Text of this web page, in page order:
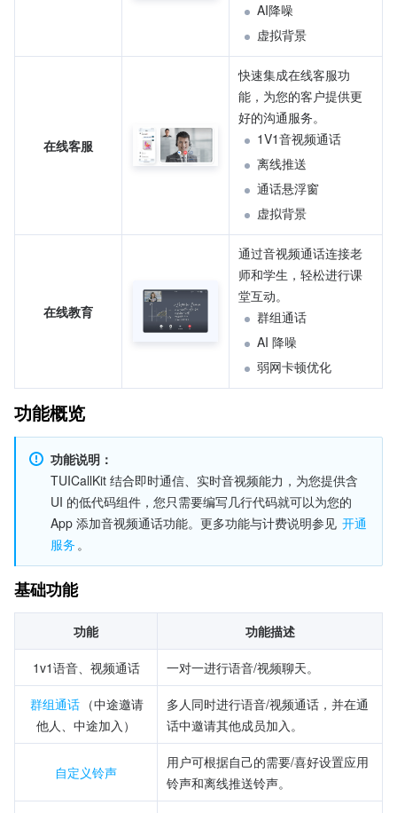
AI降噪
虚拟背景
在线客服
快速集成在线客服功
能，为您的客户提供更
好的沟通服务。
1V1音视频通话
离线推送
通话悬浮窗
虚拟背景
在线教育
通过音视频通话连接老
师和学生，轻松进行课
堂互动。
群组通话
AI 降噪
弱网卡顿优化
功能概览
功能说明：
TUICallKit 结合即时通信、实时音视频能力，为您提供含
UI 的低代码组件，您只需要编写几行代码就可以为您的
App 添加音视频通话功能。更多功能与计费说明参见 开通
服务 。
基础功能
功能 功能描述
1v1语音、视频通话 一对一进行语音/视频聊天。
群组通话 （中途邀请
他人、中途加入）
多人同时进行语音/视频通话，并在通
话中邀请其他成员加入。
自定义铃声
用户可根据自己的需要/喜好设置应用
铃声和离线推送铃声。